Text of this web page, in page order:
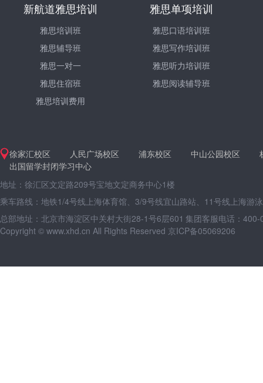
新航道雅思培训
雅思培训班
雅思辅导班
雅思一对一
雅思住宿班
雅思培训费用
雅思单项培训
雅思口语培训班
雅思写作培训班
雅思听力培训班
雅思阅读辅导班
徐家汇校区 人民广场校区 浦东校区 中山公园校区
出国留学封闭学习中心
地址：徐汇区文定路209号宝地文定商务中心1楼
乘车路线：地铁1/4号线上海体育馆、3/9号线宜山路站、11号线上海游
总部地址：北京市海淀区中关村大街28-1号6层601 集团客服电话：
Copyright © www.xhd.cn All Rights Reserved 京ICP备05069206